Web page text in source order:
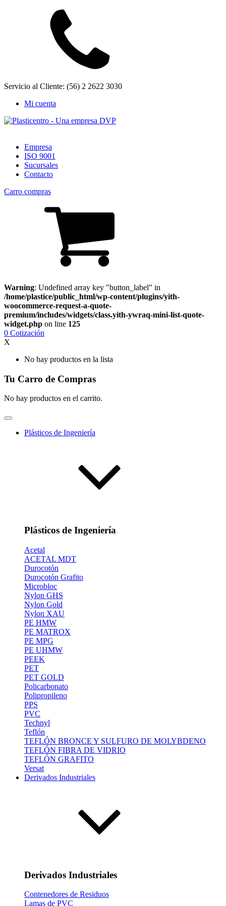
Servicio al Cliente: (56) 2 2622 3030
Mi cuenta
Empresa
ISO 9001
Sucursales
Contacto
Carro compras
Warning: Undefined array key "button_label" in
/home/plastice/public_html/wp-content/plugins/yith-
woocommerce-request-a-quote-
premium/includes/widgets/class.yith-ywraq-mini-list-quote-
widget.php on line 125
0 Cotización
X
No hay productos en la lista
Tu Carro de Compras
No hay productos en el carrito.
Plásticos de Ingeniería
Plásticos de Ingeniería
Acetal
ACETAL MDT
Durocotón
Durocotón Grafito
Microbloc
Nylon GHS
Nylon Gold
Nylon XAU
PE HMW
PE MATROX
PE MPG
PE UHMW
PEEK
PET
PET GOLD
Policarbonato
Polipropileno
PPS
PVC
Technyl
Teflón
TEFLÓN BRONCE Y SULFURO DE MOLYBDENO
TEFLÓN FIBRA DE VIDRIO
TEFLÓN GRAFITO
Versat
Derivados Industriales
Derivados Industriales
Contenedores de Residuos
Lamas de PVC